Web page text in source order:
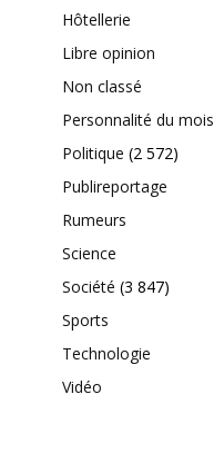
Hôtellerie
Libre opinion
Non classé
Personnalité du mois
Politique (2 572)
Publireportage
Rumeurs
Science
Société (3 847)
Sports
Technologie
Vidéo